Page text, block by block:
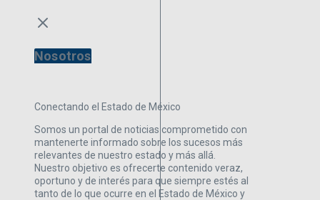
Nosotros
Conectando el Estado de México
Somos un portal de noticias comprometido con
mantenerte informado sobre los sucesos más
relevantes de nuestro estado y más allá.
Nuestro objetivo es ofrecerte contenido veraz,
oportuno y de interés para que siempre estés al
tanto de lo que ocurre en el Estado de México y